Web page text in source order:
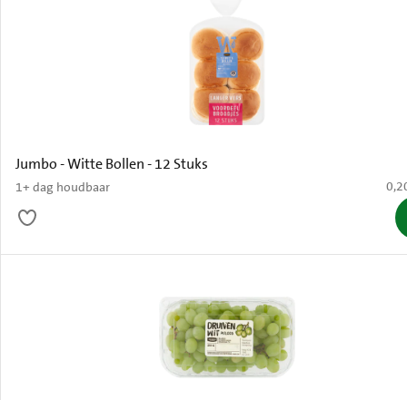
Jumbo - Witte Bollen - 12 Stuks
1+ dag houdbaar €